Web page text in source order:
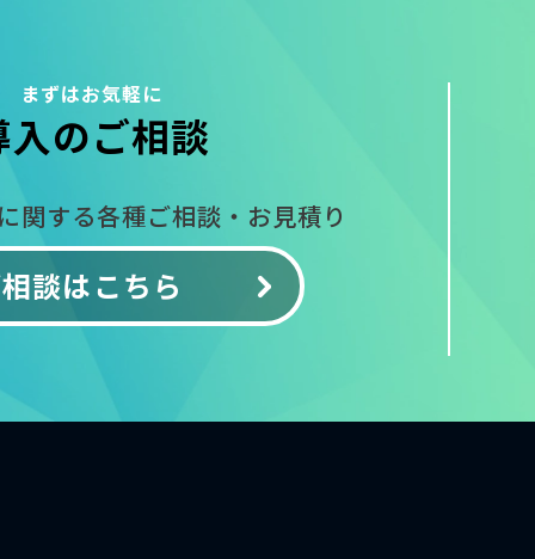
まずはお気軽に
入のご相談
関する各種ご相談・お見積り
談はこちら